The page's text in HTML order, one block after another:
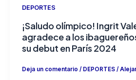
DEPORTES
¡Saludo olímpico! Ingrit
agradece a los
su debut en París 2024
Deja un comentario / DEPORTES/